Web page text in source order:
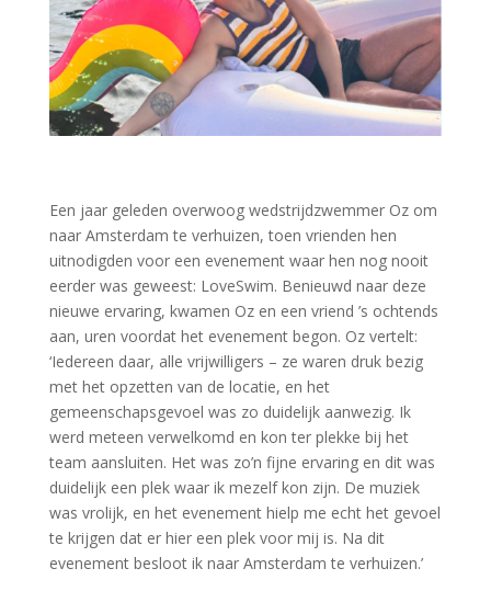
Een jaar geleden overwoog wedstrijdzwemmer Oz om
naar Amsterdam te verhuizen, toen vrienden hen
uitnodigden voor een evenement waar hen nog nooit
eerder was geweest: LoveSwim. Benieuwd naar deze
nieuwe ervaring, kwamen Oz en een vriend ’s ochtends
aan, uren voordat het evenement begon. Oz vertelt:
‘Iedereen daar, alle vrijwilligers – ze waren druk bezig
met het opzetten van de locatie, en het
gemeenschapsgevoel was zo duidelijk aanwezig. Ik
werd meteen verwelkomd en kon ter plekke bij het
team aansluiten. Het was zo’n fijne ervaring en dit was
duidelijk een plek waar ik mezelf kon zijn. De muziek
was vrolijk, en het evenement hielp me echt het gevoel
te krijgen dat er hier een plek voor mij is. Na dit
evenement besloot ik naar Amsterdam te verhuizen.’